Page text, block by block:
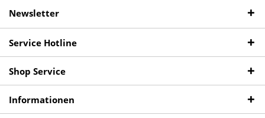
Newsletter
Service Hotline
Shop Service
Informationen